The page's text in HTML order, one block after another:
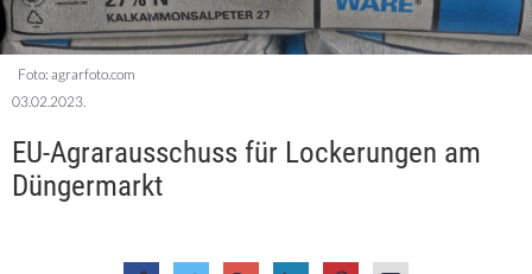
Foto: agrarfoto.com
03.02.2023.
EU-Agrarausschuss für Lockerungen am
Düngermarkt